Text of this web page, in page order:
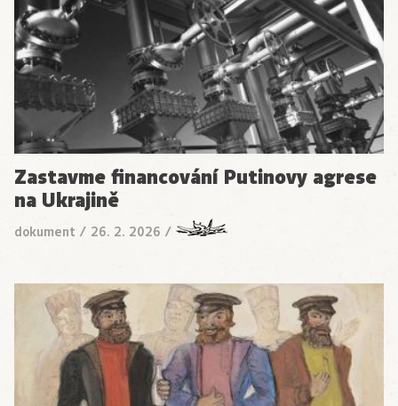
Zastavme financování Putinovy agrese
na Ukrajině
dokument / 26. 2. 2026 /